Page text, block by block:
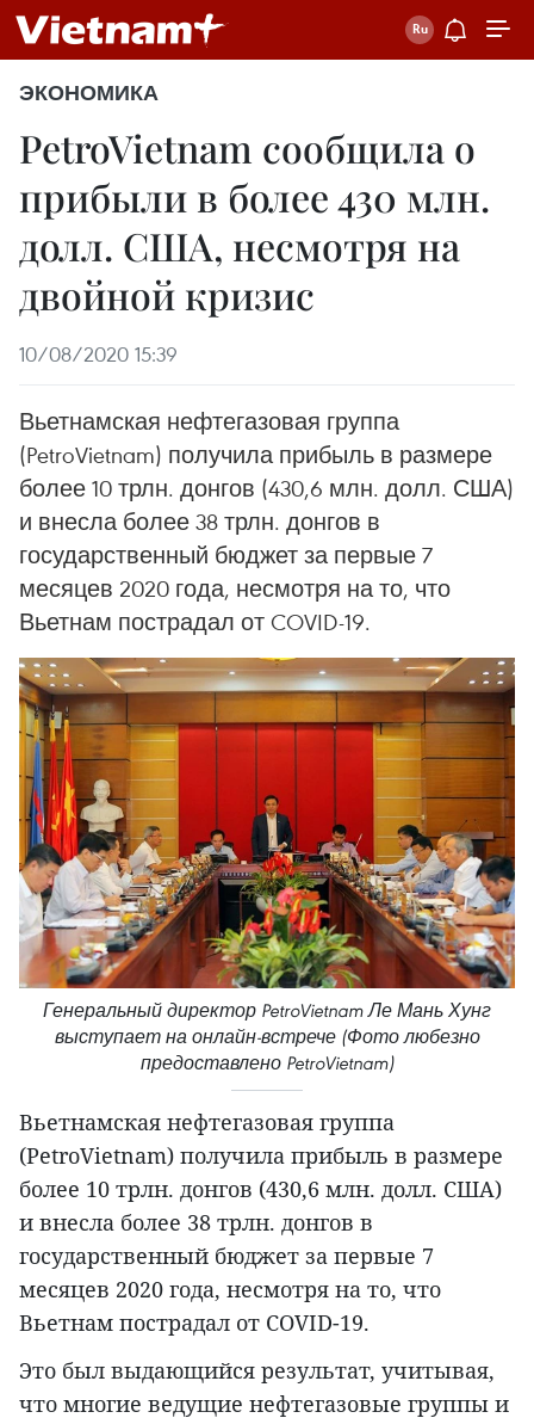
ЭКОНОМИКА
PetroVietnam сообщила о
прибыли в более 430 млн.
долл. США, несмотря на
двойной кризис
10/08/2020 15:39
Вьетнамская нефтегазовая группа
(PetroVietnam) получила прибыль в размере
более 10 трлн. донгов (430,6 млн. долл. США)
и внесла более 38 трлн. донгов в
государственный бюджет за первые 7
месяцев 2020 года, несмотря на то, что
Вьетнам пострадал от COVID-19.
Генеральный директор PetroVietnam Ле Мань Хунг
выступает на онлайн-встрече (Фото любезно
предоставлено PetroVietnam)
Вьетнамская нефтегазовая группа
(PetroVietnam) получила прибыль в размере
более 10 трлн. донгов (430,6 млн. долл. США)
и внесла более 38 трлн. донгов в
государственный бюджет за первые 7
месяцев 2020 года, несмотря на то, что
Вьетнам пострадал от COVID-19.
Это был выдающийся результат, учитывая,
что многие ведущие нефтегазовые группы и